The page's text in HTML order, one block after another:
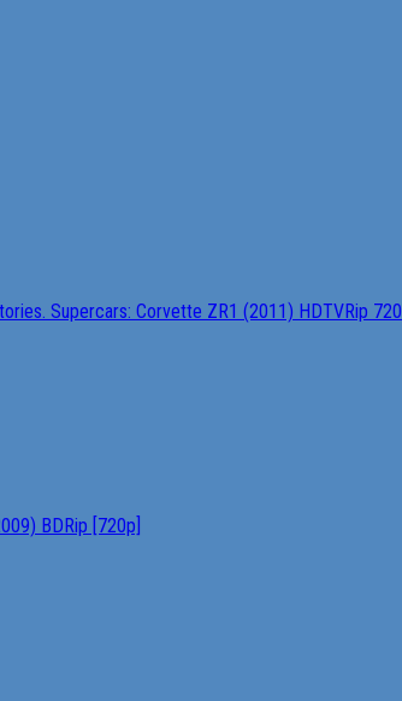
Supercars: Corvette ZR1 (2011) HDTVRip 720
BDRip [720p]